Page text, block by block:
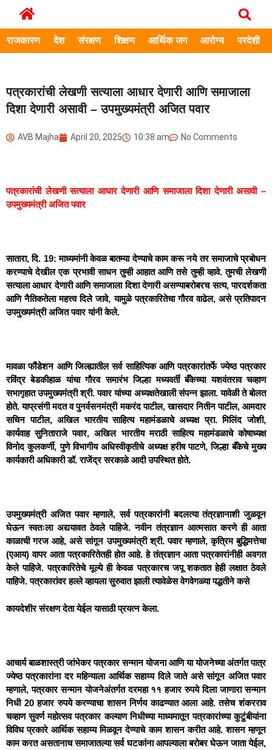
राजकारण देश संरक्षण शिक्षण आर्थिक जग आरोग्य परदेशी
पत्रकारांची लेखणी सत्याला आधार देणारी आणि समाजाला
दिशा देणारी असावी – उपमुख्यमंत्री अजित पवार
AVB Majha April 20, 2025 10:38 am No Comments
पत्रकारांची लेखणी सत्याला आधार देणारी आणि समाजाला दिशा देणारी असावी–
उपमुख्यमंत्री अजित पवार
सातारा, दि. 19: माध्यमांनी केवळ बातम्या देण्याचे काम करू नये तर समाजाचे प्रबोधन
करण्याचे देखील एक प्रभावी साधन तुम्ही आहात आणि तसे तुम्ही व्हावे. तुमची लेखणी
सत्याला आधार देणारी आणि समाजाला दिशा देणारी असण्याबरोबरच सत्य, पारदर्शकता
आणि नैतिकतेला महत्त्व दिले जावे, यामुळे पत्रकारितेचा गौरव वाढेल, असे प्रतिपादन
उपमुख्यमंत्री अजित पवार यांनी केले.
मावळा फौंडेशन आणि जिल्ह्यातील सर्व साहित्यिक आणि पत्रकारांतर्फे ज्येष्ठ पत्रकार
रविंद्र बेडकीहाळ यांचा गौरव समारंभ जिल्हा मध्यवर्ती बँकेच्या यशवंतराव चव्हाण
सभागृहात उपमुख्यमंत्री श्री. पवार यांच्या अध्यक्षतेखाली संपन्न झाला. यावेळी ते बोलत
होते. याप्रसंगी मदत व पुनर्वसनमंत्री मकरंद पाटील, खासदार नितीन पाटील, आमदार
सचिन पाटील, अखिल भारतीय साहित्य महामंडळाचे अध्यक्ष प्रा. मिलिंद जोशी,
कार्यवाह सुनिताराजे पवार, अखिल भारतीय मराठी साहित्य महामंडळाचे कोषाध्यक्ष
विनोद कुलकर्णी, पुणे विभागीय अधिस्वीकृतीचे अध्यक्ष हरीष पाटणे, जिल्हा बँकेचे मुख्य
कार्यकारी अधिकारी डॉ. राजेंद्र सरकाळे आदी उपस्थित होते.
उपमुख्यमंत्री अजित पवार म्हणाले, सर्व पत्रकारांनी बदलत्या तंत्रज्ञानाशी जुळवून
घेऊन स्वतःला अद्ययावत ठेवले पाहिजे. नवीन तंत्रज्ञान आत्मसात करणे ही आता
काळाची गरज आहे, असे सांगून उपमुख्यमंत्री श्री. पवार म्हणाले, कृत्रिम बुद्धिमत्तेचा
(एआय) वापर आता पत्रकारितेतही होत आहे. हे तंत्रज्ञान आता पत्रकारांनीही अवगत
केले पाहिजे. पत्रकारितेचे मूल्ये ही केवळ पत्रकारच जपू शकतात हेही लक्षात ठेवले
पाहिजे. पत्रकारांवर हल्ले व्हायला सुरुवात झाली त्यावेळेस वेगवेगळ्या पद्धतीने कसे
कायदेशीर संरक्षण देता येईल यासाठी प्रयत्न केला.
आचार्य बाळशास्त्री जांभेकर पत्रकार सन्मान योजना आणि या योजनेच्या अंतर्गत पात्र
ज्येष्ठ पत्रकारांना दर महिन्याला आर्थिक सहाय्य दिले जाते असे सांगून अजित पवार
म्हणाले, पत्रकार सन्मान योजनेअंतर्गत दरमहा ११ हजार रुपये दिला जाणारा सन्मान
निधी 20 हजार रुपये करण्याचा शासन निर्णय काढण्यात आला आहे. तसेच शंकरराव
चव्हाण सुवर्ण महोत्सव पत्रकार कल्याण निधीच्या माध्यमातून पत्रकारांच्या कुटुंबीयांना
विविध प्रकारे आर्थिक सहाय्य मिळवून देण्याचे काम शासन करीत आहे. शासन म्हणून
काम करत असतानाच समाजातल्या सर्व घटकांना आपल्याला बरोबर घेऊन जाता येईल,